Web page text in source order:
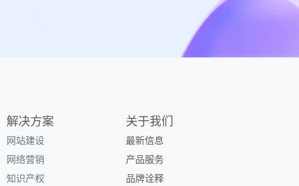
解决方案
网站建设
网络营销
知识产权
关于我们
最新信息
产品服务
品牌诠释